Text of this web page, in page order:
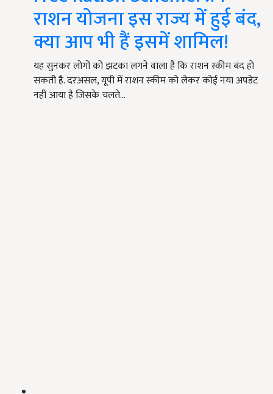
राशन योजना इस राज्य में हुई बंद,
क्या आप भी हैं इसमें शामिल!
यह सुनकर लोगों को झटका लगने वाला है कि राशन स्कीम बंद हो
सकती है. दरअसल, यूपी में राशन स्कीम को लेकर कोई नया अपडेट
नहीं आया है जिसके चलते…